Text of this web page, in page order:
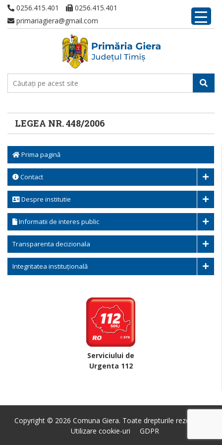
0256.415.401
0256.415.401
primariagiera@gmail.com
LEGEA NR. 448/2006
Prima pagină
Contact
Despre institutie
Informatii de interes public
Transparenta decizionala
Integritatea instituțională
Serviciului de
Urgenta 112
Copyright © 2026 Comuna Giera. Toate drepturile rezervate.
Utilizare cookie-uri
GDPR